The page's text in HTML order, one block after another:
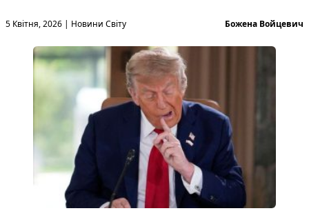
5 Квітня, 2026 |
Опубліковано вНовини Світу Божена Войцевич